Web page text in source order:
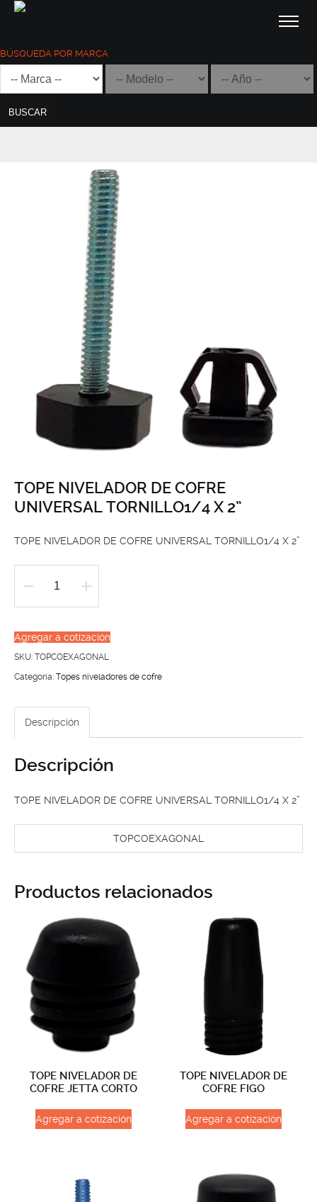
BÚSQUEDA POR MARCA
BUSCAR
TOPE NIVELADOR DE COFRE
UNIVERSAL TORNILLO1/4 X 2”
TOPE NIVELADOR DE COFRE UNIVERSAL TORNILLO1/4 X 2”
DE
COFRE
UNIVERSAL
Agregar a cotización
SKU: TOPCOEXAGONAL
Categoría: Topes niveladores de cofre
Descripción
Descripción
TOPE NIVELADOR DE COFRE UNIVERSAL TORNILLO1/4 X 2”
TOPCOEXAGONAL
Productos relacionados
TOPE NIVELADOR DE
COFRE JETTA CORTO
Agregar a cotización
TOPE NIVELADOR DE
COFRE FIGO
Agregar a cotización